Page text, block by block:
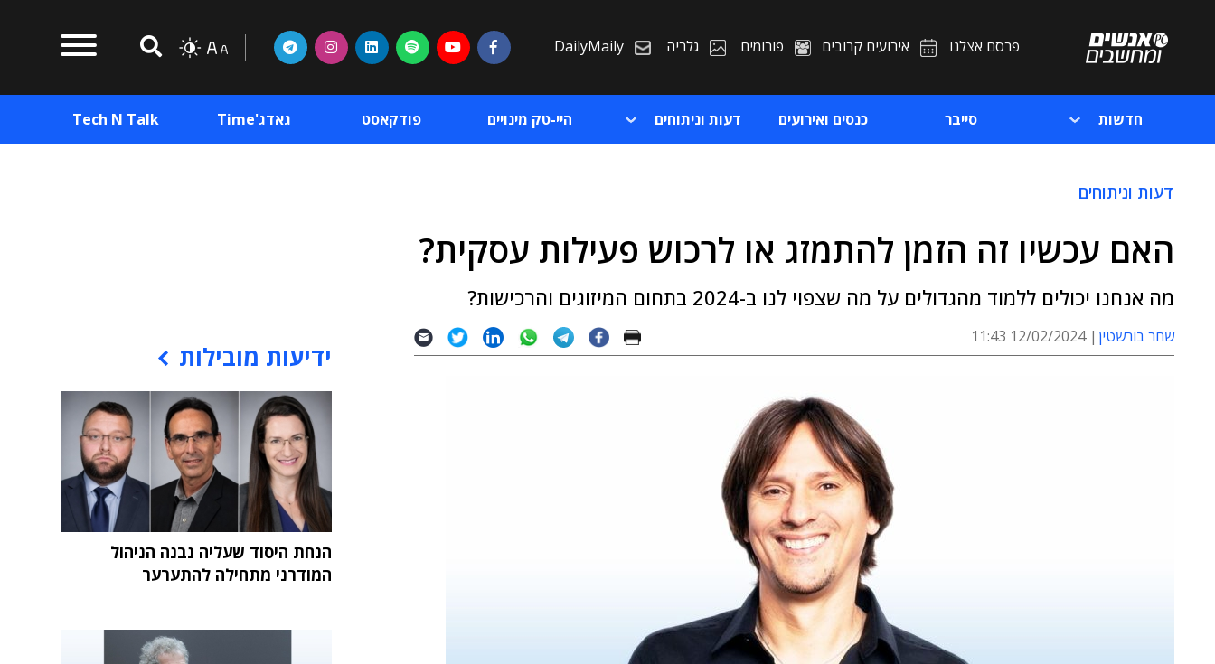
פרסם אצלנו אירועים קרובים פורומים גלריה DailyMaily
חדשות סייבר כנסים ואירועים דעות וניתוחים היי-טק מינויים פודקאסט גאדג'Time Tech N Talk
דעות וניתוחים
האם עכשיו זה הזמן להתמזג או לרכוש פעילות עסקית?
מה אנחנו יכולים ללמוד מהגדולים על מה שצפוי לנו ב-2024 בתחום המיזוגים והרכישות?
שחר בורשטין 12/02/2024 11:43
ידיעות מובילות
הנחת היסוד שעליה נבנה הניהול
המודרני מתחילה להתערער